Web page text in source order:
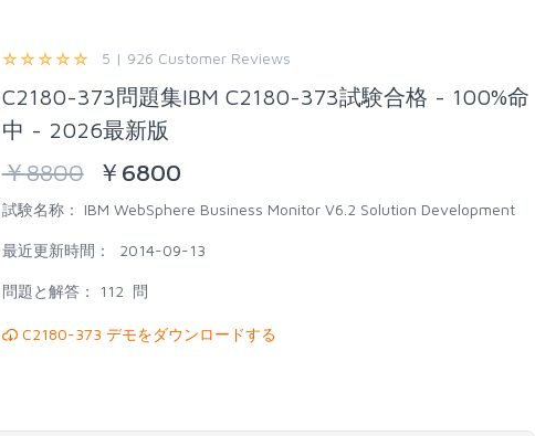
5 | 926 Customer Reviews
C2180-373問題集IBM C2180-373試験合格 - 100%命
中 - 2026最新版
￥8800￥ 6800
試験名称： IBM WebSphere Business Monitor V6.2 Solution Development
最近更新時間： 2014-09-13
問題と解答： 112 問
C2180-373 デモをダウンロードする